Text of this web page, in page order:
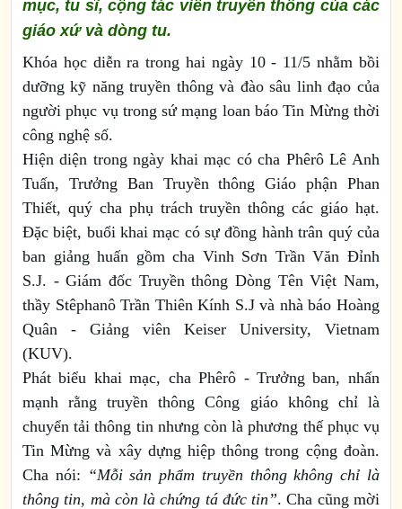
mục, tu sĩ, cộng tác viên truyền thông của các
giáo xứ và dòng tu.
Khóa học diễn ra trong hai ngày 10 - 11/5 nhằm bồi
dưỡng kỹ năng truyền thông và đào sâu linh đạo của
người phục vụ trong sứ mạng loan báo Tin Mừng thời
công nghệ số.
Hiện diện trong ngày khai mạc có cha Phêrô Lê Anh
Tuấn, Trưởng Ban Truyền thông Giáo phận Phan
Thiết, quý cha phụ trách truyền thông các giáo hạt.
Đặc biệt, buổi khai mạc có sự đồng hành trân quý của
ban giảng huấn gồm cha Vinh Sơn Trần Văn Đỉnh
S.J. - Giám đốc Truyền thông Dòng Tên Việt Nam,
thầy Stêphanô Trần Thiên Kính S.J và nhà báo Hoàng
Quân - Giảng viên Keiser University, Vietnam
(KUV).
Phát biểu khai mạc, cha Phêrô - Trưởng ban, nhấn
mạnh rằng truyền thông Công giáo không chỉ là
chuyển tải thông tin nhưng còn là phương thế phục vụ
Tin Mừng và xây dựng hiệp thông trong cộng đoàn.
Cha nói: “Mỗi sản phẩm truyền thông không chỉ là
thông tin, mà còn là chứng tá đức tin”. Cha cũng mời